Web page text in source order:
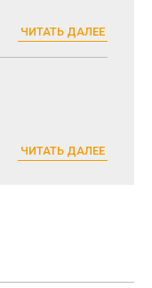
ЧИТАТЬ ДАЛЕЕ
ЧИТАТЬ ДАЛЕЕ